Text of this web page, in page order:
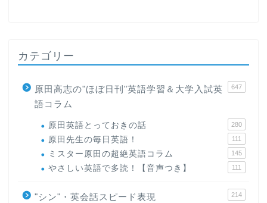
カテゴリー
原田高志の"ほぼ日刊"英語学習＆大学入試英
語コラム
647
原田英語とっておきの話 280
原田先生の毎日英語！ 111
ミスター原田の超絶英語コラム 145
やさしい英語で多読！【音声つき】 111
"シン"・英会話スピード表現 214